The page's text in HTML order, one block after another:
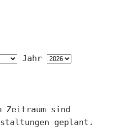
Jahr
Zeitraum sind
geplant.